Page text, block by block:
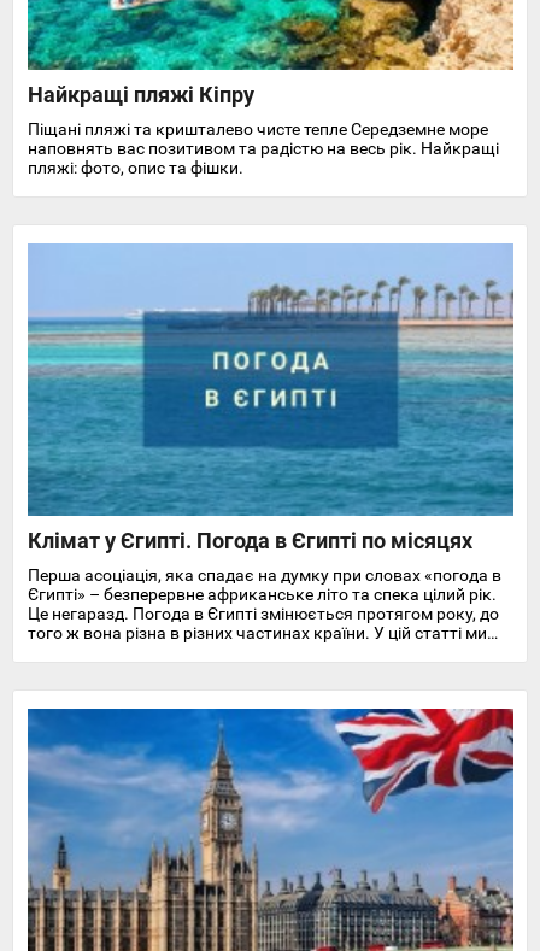
Найкращі пляжі Кіпру
Піщані пляжі та кришталево чисте тепле Середземне море
наповнять вас позитивом та радістю на весь рік. Найкращі
пляжі: фото, опис та фішки.
Клімат у Єгипті. Погода в Єгипті по місяцях
Перша асоціація, яка спадає на думку при словах «погода в
Єгипті» – безперервне африканське літо та спека цілий рік.
Це негаразд. Погода в Єгипті змінюється протягом року, до
того ж вона різна в різних частинах країни. У цій статті ми
Червоного моря.